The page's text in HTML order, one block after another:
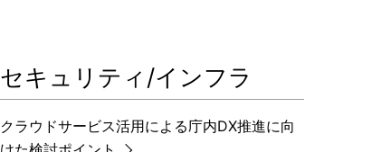
セキュリティ/インフラ
クラウドサービス活用による庁内DX推進に向